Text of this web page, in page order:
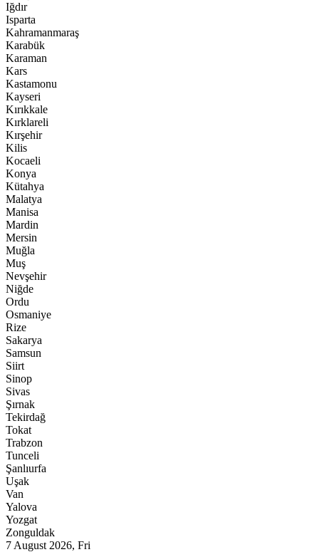
Iğdır
Isparta
Kahramanmaraş
Karabük
Karaman
Kars
Kastamonu
Kayseri
Kırıkkale
Kırklareli
Kırşehir
Kilis
Kocaeli
Konya
Kütahya
Malatya
Manisa
Mardin
Mersin
Muğla
Muş
Nevşehir
Niğde
Ordu
Osmaniye
Rize
Sakarya
Samsun
Siirt
Sinop
Sivas
Şırnak
Tekirdağ
Tokat
Trabzon
Tunceli
Şanlıurfa
Uşak
Van
Yalova
Yozgat
Zonguldak
7 August 2026, Fri